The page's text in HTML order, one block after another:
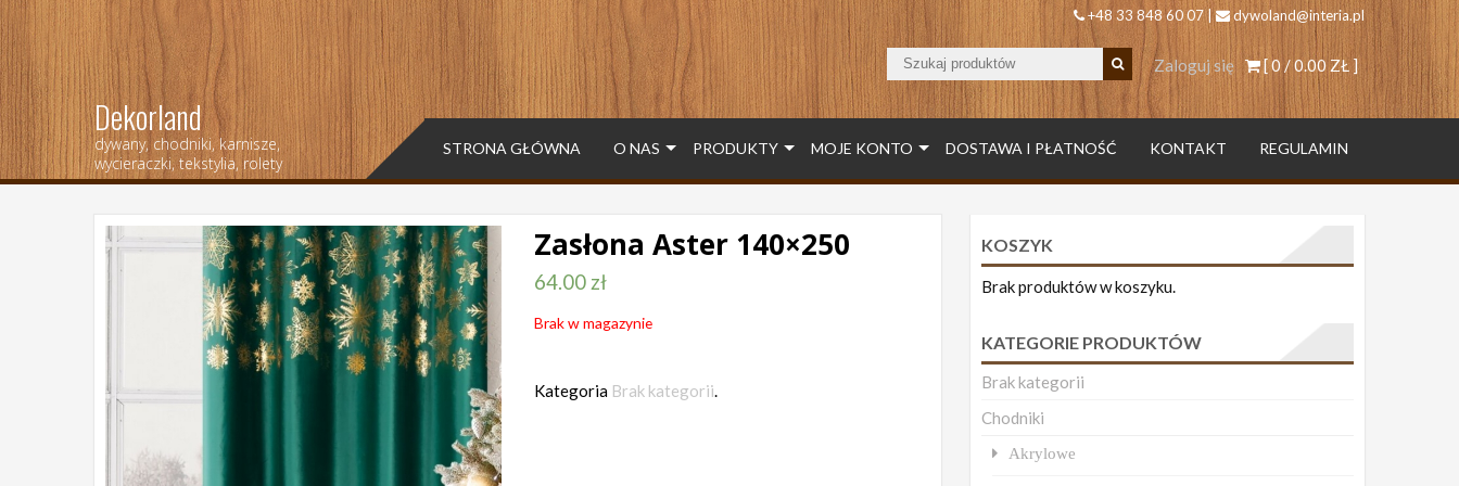
+48 33 848 60 07 | dywoland@interia.pl
[ 0 /0.00 ZŁ]
Zaloguj się
Dekorland
dywany, chodniki, karnisze,
wycieraczki, tekstylia, rolety
STRONA GŁÓWNA O NAS PRODUKTY MOJE KONTO DOSTAWA I PŁATNOŚĆ KONTAKT REGULAMIN
Zasłona Aster 140×250
64.00 zł
Brak w magazynie
Kategoria Brak kategorii.
KOSZYK
Brak produktów w koszyku.
KATEGORIE PRODUKTÓW
Brak kategorii
Chodniki
Akrylowe